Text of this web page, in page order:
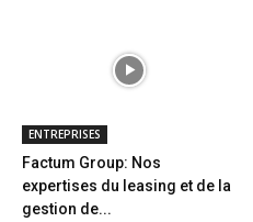
ENTREPRISES
Factum Group: Nos
expertises du leasing et de la
gestion de...